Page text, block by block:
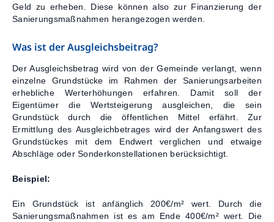
Geld zu erheben. Diese können also zur Finanzierung der
Sanierungsmaßnahmen herangezogen werden.
Was ist der Ausgleichsbeitrag?
Der Ausgleichsbetrag wird von der Gemeinde verlangt, wenn
einzelne Grundstücke im Rahmen der Sanierungsarbeiten
erhebliche Werterhöhungen erfahren. Damit soll der
Eigentümer die Wertsteigerung ausgleichen, die sein
Grundstück durch die öffentlichen Mittel erfährt. Zur
Ermittlung des Ausgleichbetrages wird der Anfangswert des
Grundstückes mit dem Endwert verglichen und etwaige
Abschläge oder Sonderkonstellationen berücksichtigt.
Beispiel:
Ein Grundstück ist anfänglich 200€/m² wert. Durch die
Sanierungsmaßnahmen ist es am Ende 400€/m² wert. Die